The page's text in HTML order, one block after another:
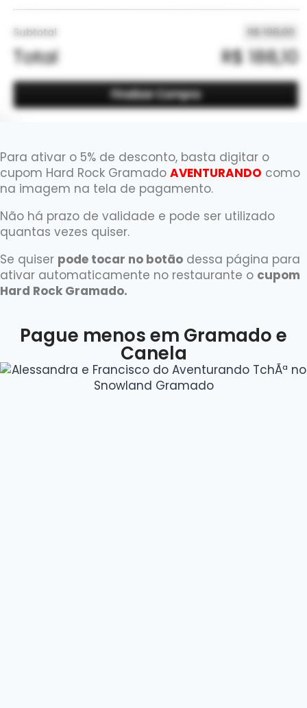
Para ativar o 5% de desconto, basta digitar o
cupom Hard Rock Gramado AVENTURANDO como
na imagem na tela de pagamento.
Não há prazo de validade e pode ser utilizado
quantas vezes quiser.
Se quiser pode tocar no botão dessa página para
ativar automaticamente no restaurante o cupom
Hard Rock Gramado.
Pague menos em Gramado e
Canela